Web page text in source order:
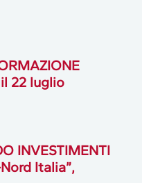
22 luglio
INVESTIMENTI
Italia”,